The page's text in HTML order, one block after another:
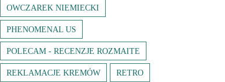
OWCZAREK NIEMIECKI
PHENOMENAL US
POLECAM - RECENZJE ROZMAITE
REKLAMACJE KREMÓW RETRO